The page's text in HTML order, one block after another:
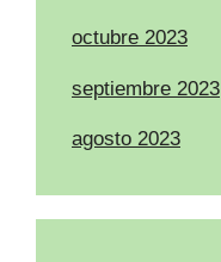
octubre 2023
septiembre 2023
agosto 2023